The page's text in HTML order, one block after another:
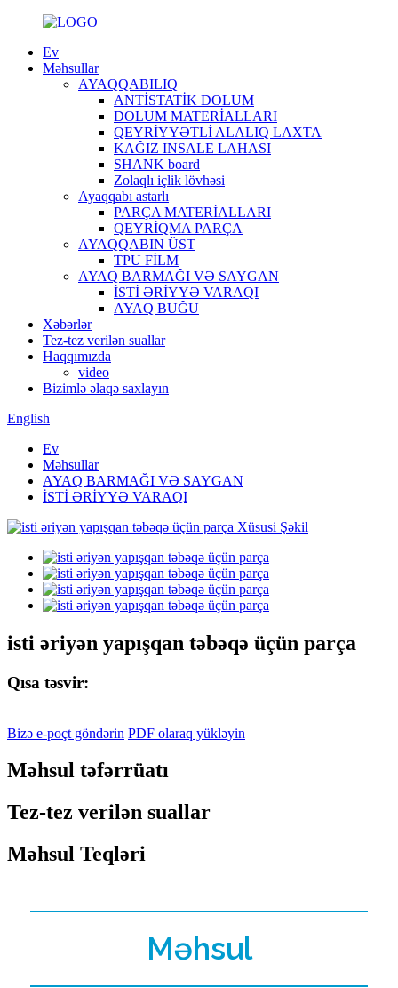
Ev
Məhsullar
AYAQQABILIQ
ANTİSTATİK DOLUM
DOLUM MATERİALLARI
QEYRİYYƏTLİ ALALIQ LAXTA
KAĞIZ INSALE LAHASI
SHANK board
Zolaqlı içlik lövhəsi
Ayaqqabı astarlı
PARÇA MATERİALLARI
QEYRİQMA PARÇA
AYAQQABIN ÜST
TPU FİLM
AYAQ BARMAĞI VƏ SAYGAN
İSTİ ƏRİYYƏ VARAQI
AYAQ BUĞU
Xəbərlər
Tez-tez verilən suallar
Haqqımızda
video
Bizimlə əlaqə saxlayın
English
Ev
Məhsullar
AYAQ BARMAĞI VƏ SAYGAN
İSTİ ƏRİYYƏ VARAQI
isti əriyən yapışqan təbəqə üçün parça
Qısa təsvir:
Bizə e-poçt göndərin PDF olaraq yükləyin
Məhsul təfərrüatı
Tez-tez verilən suallar
Məhsul Teqləri
Məhsul